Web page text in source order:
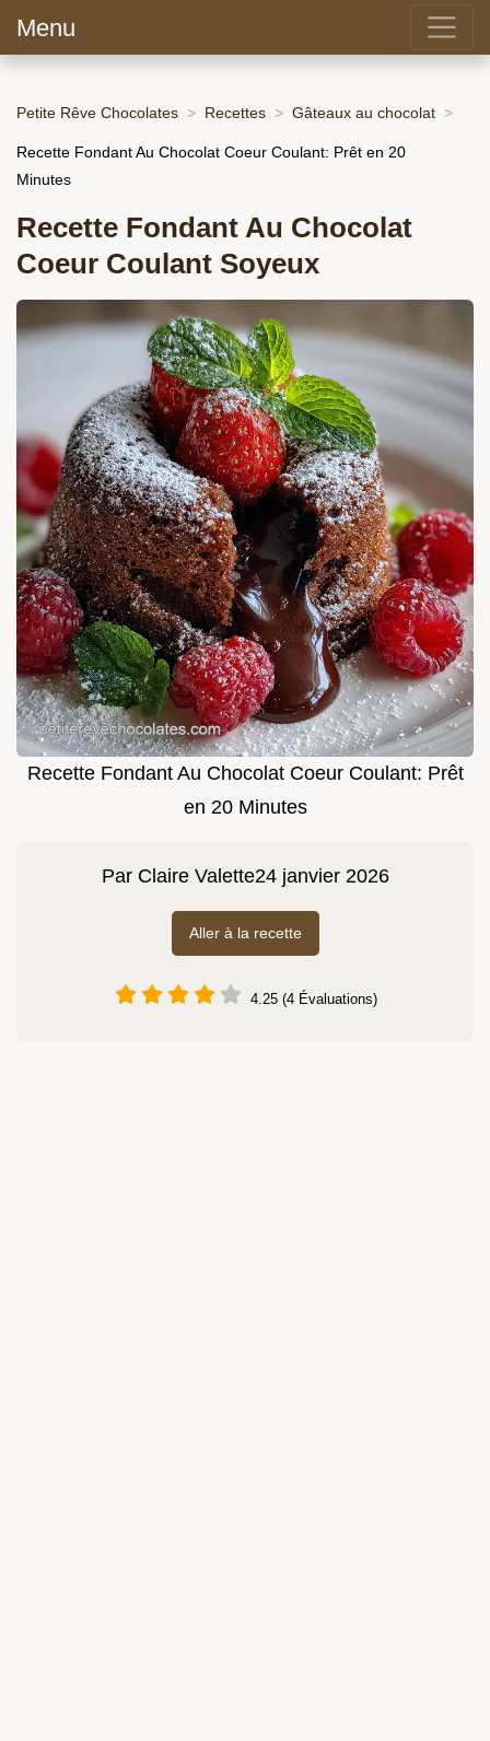
Menu
Petite Rêve Chocolates Recettes Gâteaux au chocolat
Recette Fondant Au Chocolat Coeur Coulant: Prêt en 20
Minutes
Recette Fondant Au Chocolat
Coeur Coulant Soyeux
Recette Fondant Au Chocolat Coeur Coulant: Prêt
en 20 Minutes
Par Claire Valette24 janvier 2026
Aller à la recette
4.25 (4 Évaluations)